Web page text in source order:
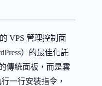
VPS 管理控制面
）的最佳化託
傳統面板，而是雲
一行安裝指令，